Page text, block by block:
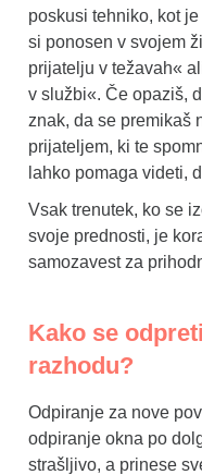
poskusi tehniko, kot
si ponosen v svojem
prijatelju v težavah«
v službi«. Če opaziš,
znak, da se premikaš
prijateljem, ki te
lahko pomaga videti,
Vsak trenutek, ko se
svoje prednosti, je
samozavest za
Kako se
razhodu?
Odpiranje za nove
odpiranje okna po
strašljivo, a prinese